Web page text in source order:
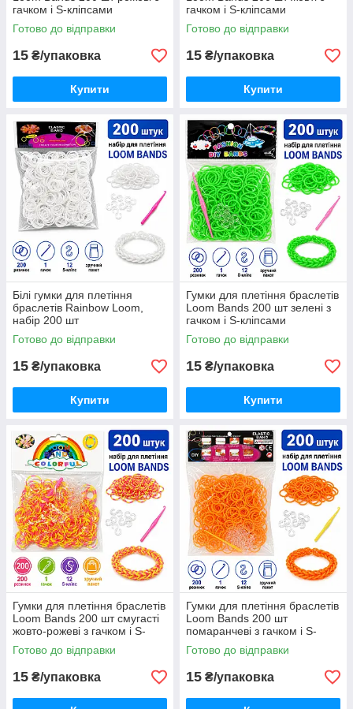
гачком і S-кліпсами
Готово до відправки
15 ₴/упаковка
Купити
гачком і S-кліпсами
Готово до відправки
15 ₴/упаковка
Купити
Білі гумки для плетіння
браслетів Rainbow Loom,
набір 200 шт
Готово до відправки
15 ₴/упаковка
Купити
Гумки для плетіння браслетів
Loom Bands 200 шт зелені з
гачком і S-кліпсами
Готово до відправки
15 ₴/упаковка
Купити
Гумки для плетіння браслетів
Loom Bands 200 шт смугасті
жовто-рожеві з гачком і S-
кліпсами
Готово до відправки
15 ₴/упаковка
Гумки для плетіння браслетів
Loom Bands 200 шт
помаранчеві з гачком і S-
кліпсами
Готово до відправки
15 ₴/упаковка